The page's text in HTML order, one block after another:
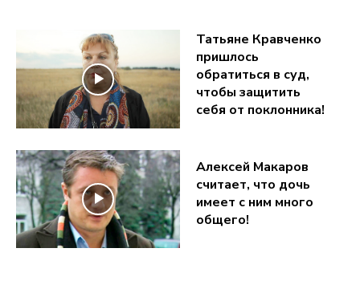
Татьяне Кравченко
пришлось
обратиться в суд,
чтобы защитить
себя от поклонника!
Алексей Макаров
считает, что дочь
имеет с ним много
общего!